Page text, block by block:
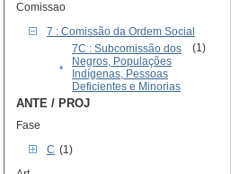
Comissao
7 : Comissão da Ordem Social
•
7C : Subcomissão dos
Negros, Populações
Indígenas, Pessoas
Deficientes e Minorias
(1)
ANTE / PROJ
Fase
C (1)